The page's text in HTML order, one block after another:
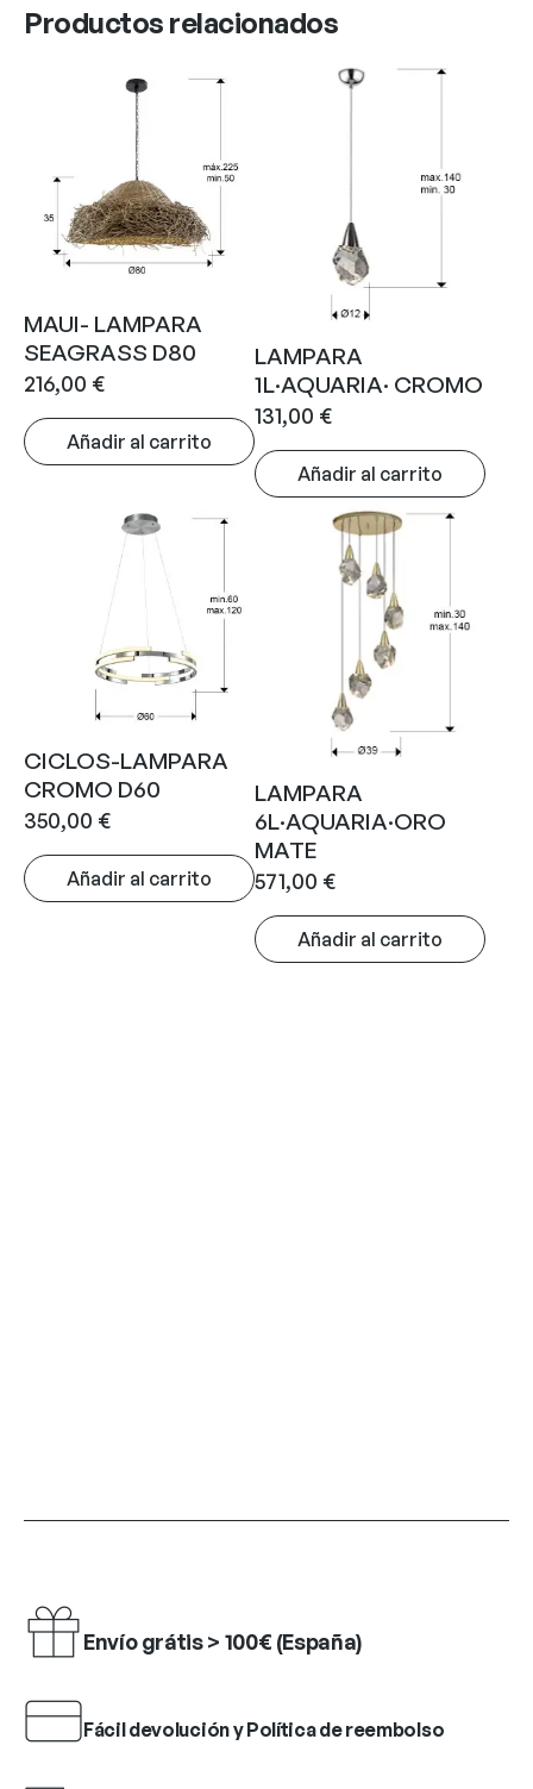
Productos relacionados
MAUI- LAMPARA
SEAGRASS D80
216,00 €
Añadir al carrito
LAMPARA
1L·AQUARIA· CROMO
131,00 €
Añadir al carrito
CICLOS-LAMPARA
CROMO D60
350,00 €
Añadir al carrito
LAMPARA
6L·AQUARIA·ORO
MATE
571,00 €
Añadir al carrito
Envío grátis > 100€ (España)
Fácil devolución y Política de reembolso